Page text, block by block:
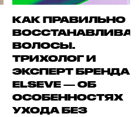
КАК ПРАВИЛЬНО
ВОЛОСЫ.
ТРИХОЛОГ И
ЭКСПЕРТ БРЕНДА
ELSEVE — ОБ
ОСОБЕННОСТЯХ
УХОДА БЕЗ